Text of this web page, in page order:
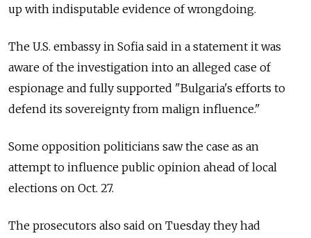
up with indisputable evidence of wrongdoing.
The U.S. embassy in Sofia said in a statement it was
aware of the investigation into an alleged case of
espionage and fully supported "Bulgaria's efforts to
defend its sovereignty from malign influence."
Some opposition politicians saw the case as an
attempt to influence public opinion ahead of local
elections on Oct. 27.
The prosecutors also said on Tuesday they had